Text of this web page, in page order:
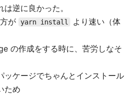
逆に良かった。
が
yarn install
より速い（体
の作成をする時に、苦労しなそ
ッケージでちゃんとインストール
ため